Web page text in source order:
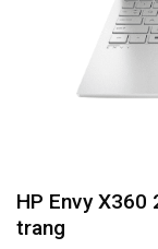
HP Envy
trang